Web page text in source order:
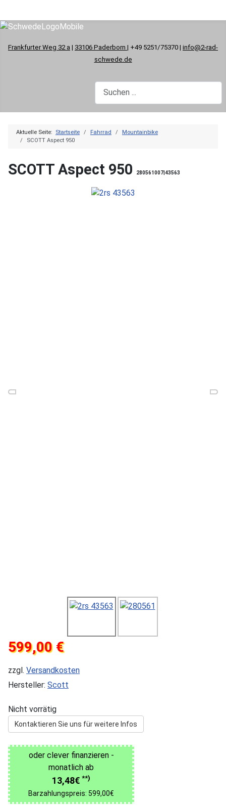
Frankfurter Weg 32 a | 33106 Paderborn | +49 5251/75370 | info@2-rad-
schwede.de
Aktuelle Seite: Startseite Fahrrad
Mountainbike
SCOTT Aspect 950
SCOTT Aspect 950 280561007|43563
599,00 €
zzgl. Versandkosten
Hersteller: Scott
Nicht vorrätig
Kontaktieren Sie uns für weitere Infos
oder clever finanzieren -
monatlich ab
13,48€ **)
Barzahlungspreis: 599,00€